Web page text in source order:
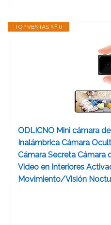
TOP VENTAS Nº 6
ODLICNO Mini cámara
Inalámbrica Cámara
Cámara Secreta Cámara
Video en Interiores
Movimiento/Visión